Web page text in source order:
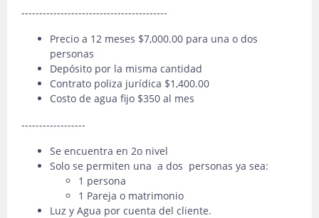
-----------------------------------------
Precio a 12 meses $7,000.00 para una o dos
personas
Depósito por la misma cantidad
Contrato poliza jurídica $1,400.00
Costo de agua fijo $350 al mes
------------------
Se encuentra en 2o nivel
Solo se permiten una a dos personas ya sea:
1 persona
1 Pareja o matrimonio
Luz y Agua por cuenta del cliente.